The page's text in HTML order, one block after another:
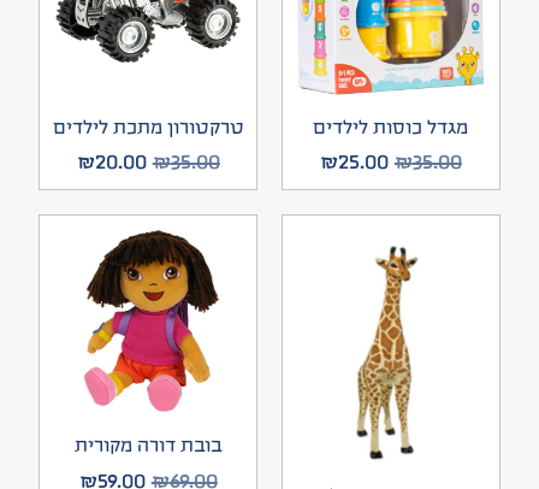
מגדל כוסות לילדים
₪35.00
₪25.00
טרקטורון מתכת לילדים
₪35.00
₪20.00
בובת דורה מקורית
₪69.00
₪59.00